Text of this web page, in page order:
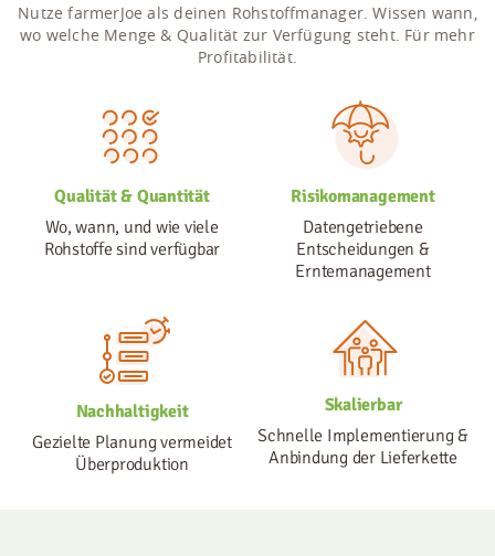
Nutze farmerJoe als deinen Rohstoffmanager. Wissen wann,
wo welche Menge & Qualität zur Verfügung steht. Für mehr
Profitabilität.
Qualität & Quantität
Wo, wann, und wie viele
Rohstoffe sind verfügbar
Risikomanagement
Datengetriebene
Entscheidungen &
Erntemanagement
Nachhaltigkeit
Gezielte Planung vermeidet
Überproduktion
Skalierbar
Schnelle Implementierung &
Anbindung der Lieferkette